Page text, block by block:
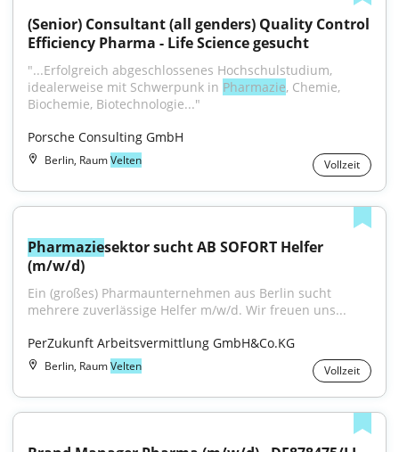
(Senior) Consultant (all genders) Quality Control
Efficiency Pharma - Life Science gesucht
"...Erfolgreich abgeschlossenes Hochschulstudium,
idealerweise mit Schwerpunk in Pharmazie, Chemie,
Biochemie, Biotechnologie..."
Porsche Consulting GmbH
Berlin, RaumVelten Vollzeit
Pharmaziesektor sucht AB SOFORT Helfer
(m/w/d)
Ein (großes) Pharmaunternehmen aus Berlin sucht
mehrere zuverlässige Helfer m/w/d. Wir freuen uns...
PerZukunft Arbeitsvermittlung GmbH&Co.KG
Berlin, RaumVelten Vollzeit